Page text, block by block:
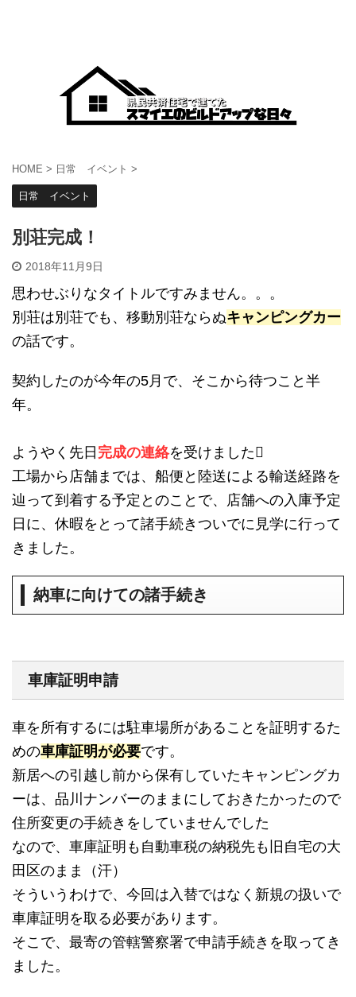
HOME > 日常 イベント >
日常 イベント
別荘完成！
2018年11月9日
思わせぶりなタイトルですみません。。。
別荘は別荘でも、移動別荘ならぬキャンピングカー
の話です。
契約したのが今年の5月で、そこから待つこと半
年。
ようやく先日 完成の連絡を受けました
工場から店舗までは、船便と陸送による輸送経路を
辿って到着する予定とのことで、店舗への入庫予定
日に、休暇をとって諸手続きついでに見学に行って
きました。
納車に向けての諸手続き
車庫証明申請
車を所有するには駐車場所があることを証明するた
めの車庫証明が必要です。
新居への引越し前から保有していたキャンピングカ
ーは、品川ナンバーのままにしておきたかったので
住所変更の手続きをしていませんでした
なので、車庫証明も自動車税の納税先も旧自宅の大
田区のまま（汗）
そういうわけで、今回は入替ではなく新規の扱いで
車庫証明を取る必要があります。
そこで、最寄の管轄警察署で申請手続きを取ってき
ました。